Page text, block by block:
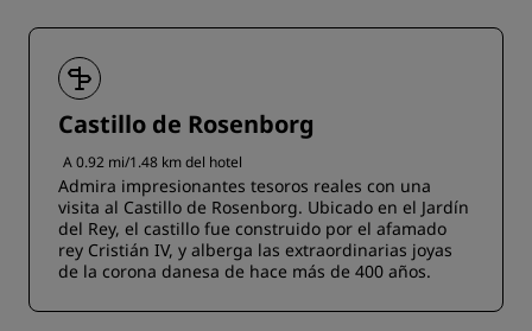
Castillo de Rosenborg
A 0.92 mi/1.48 km del hotel
Admira impresionantes tesoros reales con una
visita al Castillo de Rosenborg. Ubicado en el Jardín
del Rey, el castillo fue construido por el afamado
rey Cristián IV, y alberga las extraordinarias joyas
de la corona danesa de hace más de 400 años.